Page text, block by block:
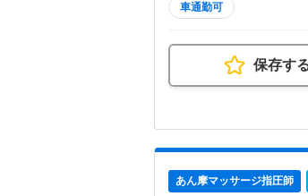
車通勤可
保存す
あん摩マッサージ指圧師